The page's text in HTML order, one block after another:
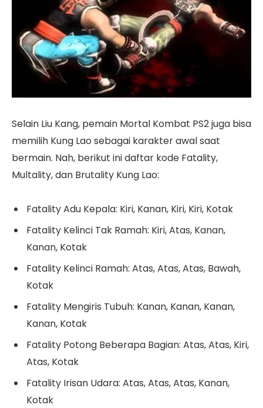
Selain Liu Kang, pemain Mortal Kombat PS2 juga bisa
memilih Kung Lao sebagai karakter awal saat
bermain. Nah, berikut ini daftar kode Fatality,
Multality, dan Brutality Kung Lao:
Fatality Adu Kepala: Kiri, Kanan, Kiri, Kiri, Kotak
Fatality Kelinci Tak Ramah: Kiri, Atas, Kanan,
Kanan, Kotak
Fatality Kelinci Ramah: Atas, Atas, Atas, Bawah,
Kotak
Fatality Mengiris Tubuh: Kanan, Kanan, Kanan,
Kanan, Kotak
Fatality Potong Beberapa Bagian: Atas, Atas, Kiri,
Atas, Kotak
Fatality Irisan Udara: Atas, Atas, Atas, Kanan,
Kotak